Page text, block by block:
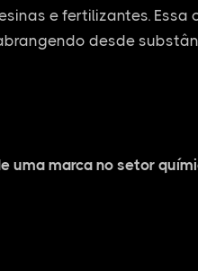
e fertilizantes. Essa
desde
uma marca no setor